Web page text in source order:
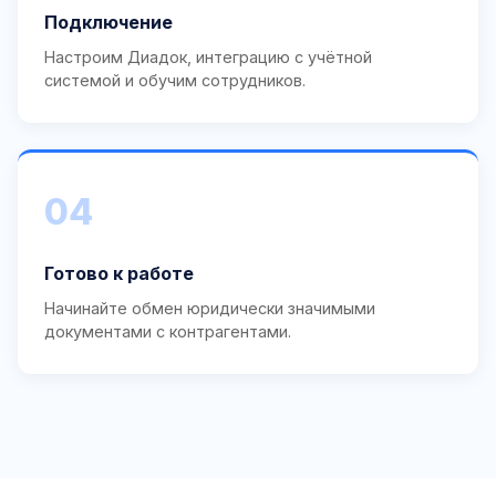
Подключение
Настроим Диадок, интеграцию с учётной
системой и обучим сотрудников.
04
Готово к работе
Начинайте обмен юридически значимыми
документами с контрагентами.